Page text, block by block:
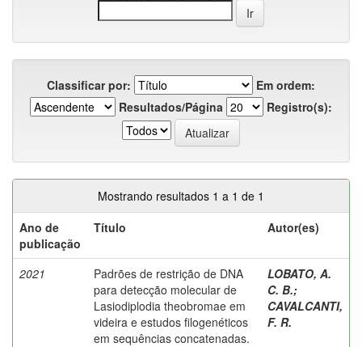
Classificar por:
Em ordem:
Resultados/Página
Registro(s):
Mostrando resultados 1 a 1 de 1
Ano de
publicação
Título Autor(es)
2021
Padrões de restrição de DNA
para detecção molecular de
Lasiodiplodia theobromae em
videira e estudos filogenéticos
em sequências concatenadas.
LOBATO, A.
C. B.;
CAVALCANTI,
F. R.